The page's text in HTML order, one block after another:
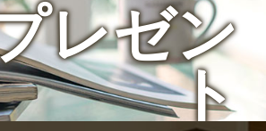
レゼン
ト